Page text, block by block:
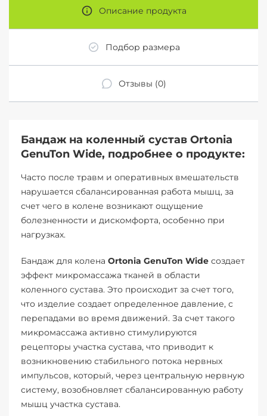
Описание продукта
Подбор размера
Отзывы (0)
Бандаж на коленный сустав Ortonia
GenuTon Wide, подробнее о продукте:
Часто после травм и оперативных вмешательств
нарушается сбалансированная работа мышц, за
счет чего в колене возникают ощущение
болезненности и дискомфорта, особенно при
нагрузках.
Бандаж для колена Ortonia GenuTon Wide создает
эффект микромассажа тканей в области
коленного сустава. Это происходит за счет того,
что изделие создает определенное давление, с
перепадами во время движений. За счет такого
микромассажа активно стимулируются
рецепторы участка сустава, что приводит к
возникновению стабильного потока нервных
импульсов, который, через центральную нервную
систему, возобновляет сбалансированную работу
мышц участка сустава.